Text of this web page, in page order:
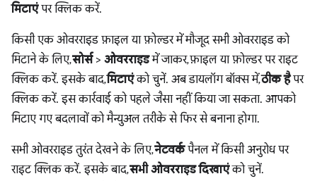
मिटाएंपर क्लिक करें.
किसी एक ओवरराइड फ़ाइल या फ़ोल्डर में मौजूद सभी ओवरराइड को
मिटाने के लिए,सोर्स> ओवरराइडमें जाकर, फ़ाइल या फ़ोल्डर पर राइट
क्लिक करें. इसके बाद,मिटाएंको चुनें. अब डायलॉग बॉक्स में,ठीक हैपर
क्लिक करें. इस कार्रवाई को पहले जैसा नहीं किया जा सकता. आपको
मिटाए गए बदलावों को मैन्युअल तरीके से फिर से बनाना होगा.
सभी ओवरराइड तुरंत देखने के लिए,नेटवर्कपैनल में किसी अनुरोध पर
राइट क्लिक करें. इसके बाद,सभी ओवरराइड दिखाएंको चुनें.